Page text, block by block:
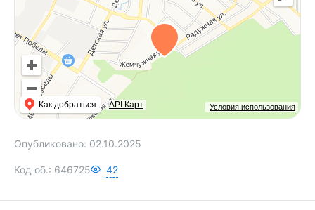
Условия использования
Как добраться API Карт
Опубликовано: 02.10.2025
Код об.: 646725 42